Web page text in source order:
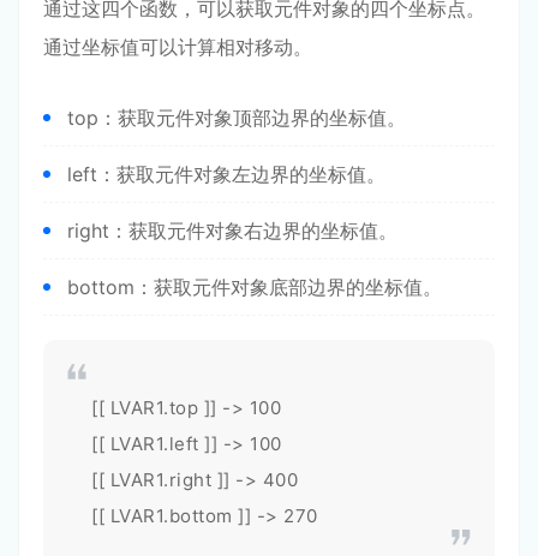
通过这四个函数，可以获取元件对象的四个坐标点。
通过坐标值可以计算相对移动。
top：获取元件对象顶部边界的坐标值。
left：获取元件对象左边界的坐标值。
right：获取元件对象右边界的坐标值。
bottom：获取元件对象底部边界的坐标值。
[[ LVAR1.top ]] -> 100
[[ LVAR1.left ]] -> 100
[[ LVAR1.right ]] -> 400
[[ LVAR1.bottom ]] -> 270